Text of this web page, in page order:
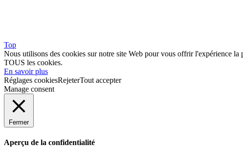
Top
Nous utilisons des cookies sur notre site Web pour vous offrir l'expérience
TOUS les cookies.
En savoir plus
Réglages cookiesRejeterTout accepter
Manage consent
Fermer
Aperçu de la confidentialité